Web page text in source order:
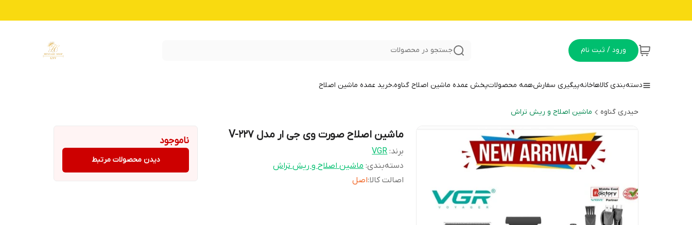
ورود / ثبت نام جستجو در محصولات
دسته‌بندی کالاهاخانهپیگیری سفارشهمه محصولاتپخش عمده ماشین اصلاح گناوه،خرید عمده ماشین اصلاح
حیدری گناوه ماشین اصلاح و ریش تراش
ماشین اصلاح صورت وی جی ار مدل V-227
برند: VGR
دسته‌بندی:ماشین اصلاح و ریش تراش
اصالت کالا:اصل
ناموجود
دیدن محصولات مرتبط